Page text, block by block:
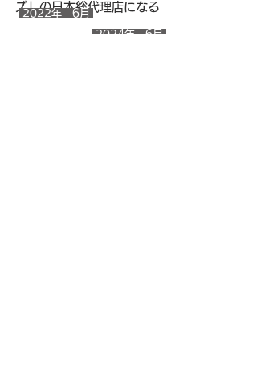
ズ」の日本総代理店になる
2022年 6月
2024年 6月